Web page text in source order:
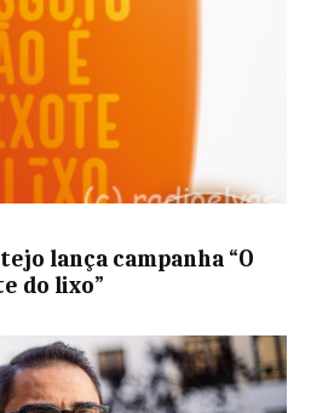
lança campanha “O
do lixo”